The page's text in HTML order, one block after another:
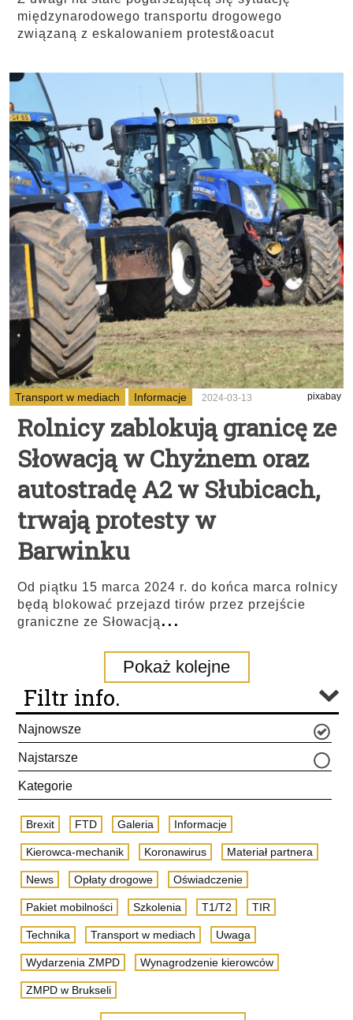
międzynarodowego transportu drogowego
związaną z eskalowaniem protest&oacut
Transport w mediach Informacje 2024-03-13 pixabay
Rolnicy zablokują granicę ze
Słowacją w Chyżnem oraz
autostradę A2 w Słubicach,
trwają protesty w
Barwinku
Od piątku 15 marca 2024 r. do końca marca rolnicy
będą blokować przejazd tirów przez przejście
graniczne ze Słowacją...
Pokaż kolejne
Filtr info.
Najnowsze
Najstarsze
Kategorie
Brexit FTD Galeria Informacje
Kierowca-mechanik Koronawirus Materiał partnera
News Opłaty drogowe Oświadczenie
Pakiet mobilności Szkolenia T1/T2 TIR
Technika Transport w mediach Uwaga
Wydarzenia ZMPD Wynagrodzenie kierowców
ZMPD w Brukseli